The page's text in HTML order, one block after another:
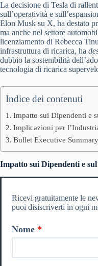
La decisione di Tesla di
sull’operatività e
Elon Musk su X, ha destato
ma anche nel settore
licenziamento di Rebecca
infrastruttura di ricarica, ha
dubbio la sostenibilità
tecnologia di ricarica
Indice dei contenuti
Impatto sui Dipendenti e
Implicazioni per
Bullet Executive Summary
Impatto sui Dipendenti e
Ricevi gratuitamente le
puoi disiscriverti in ogni
Nome